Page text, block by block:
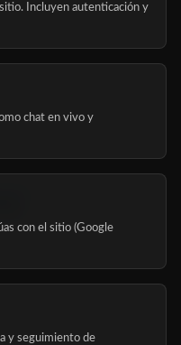
Incluyen autenticación y
chat en vivo y
con el sitio (Google
y seguimiento de